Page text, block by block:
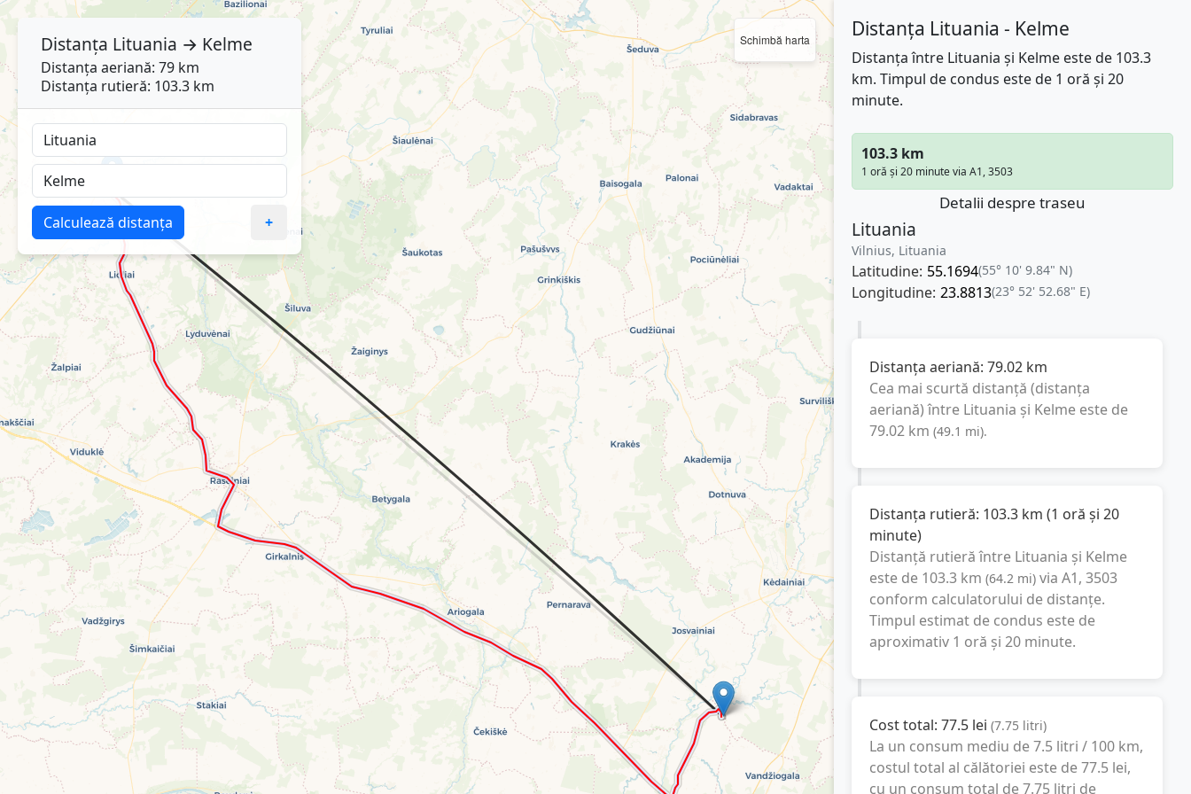
Schimbă harta Distanța Lituania - Kelme
Distanța între Lituania și Kelme este de 103.3
km. Timpul de condus este de 1 oră și 20
minute.
103.3 km
1 oră și 20 minute via A1, 3503
Detalii despre traseu
Lituania
Vilnius, Lituania
Latitudine: 55.1694(55° 10' 9.84" N)
Longitudine: 23.8813(23° 52' 52.68" E)
Distanța aeriană: 79.02 km
Cea mai scurtă distanță (distanța
aeriană) între Lituania și Kelmeeste de
79.02 km (49.1 mi).
Distanța rutieră: 103.3 km (1 oră și 20
minute)
Distanță rutieră între Lituania și Kelme
este de 103.3 km (64.2 mi) via A1, 3503
conform calculatorului de distanțe.
Timpul estimat de condus este de
aproximativ 1 oră și 20 minute.
Cost total: 77.5 lei (7.75 litri)
La un consum mediu de7.5 litri / 100 km,
costul total al călătoriei este de77.5 lei,
cu un consum total de7.75 litri de
Distanța Lituania → Kelme
Distanța aeriană: 79 km
Distanța rutieră: 103.3 km
Calculează distanța +